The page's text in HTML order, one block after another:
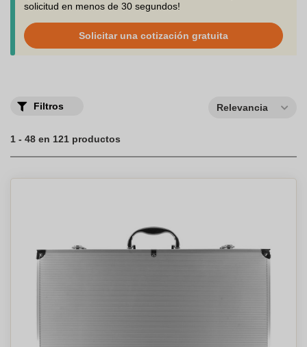
solicitud en menos de 30 segundos!
Solicitar una cotización gratuita
Filtros Relevancia
1 - 48 en 121 productos